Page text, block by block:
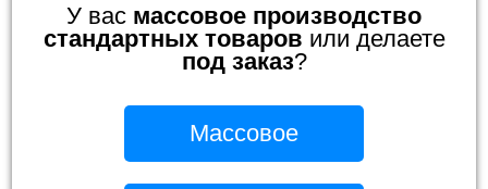
У вас массовое производство
стандартных товаров или делаете
под заказ?
Массовое